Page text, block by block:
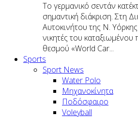
Το γερμανικό σεντάν
σημαντική διάκριση. Στη
Αυτοκινήτου της Ν.
νικητές του
θεσμού «World Car...
Sports
Sport News
Water Polo
Μηχανοκίνητα
Ποδόσφαιρο
Voleyball